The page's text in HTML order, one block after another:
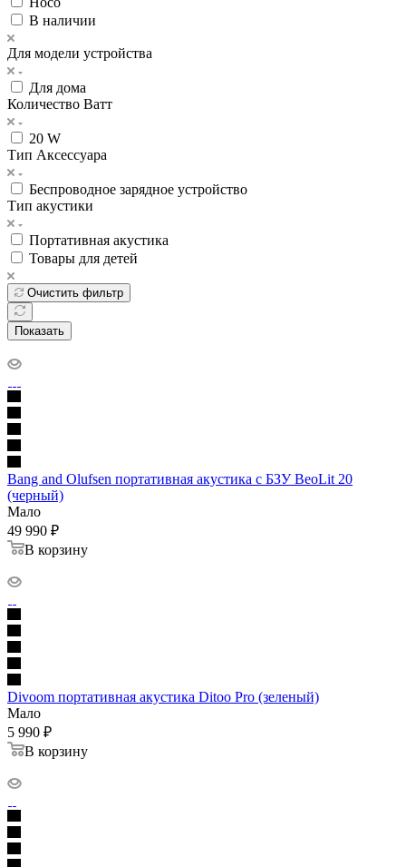
В наличии
Для модели устройства
Для дома
Количество Ватт
20 W
Тип Аксессуара
Беспроводное зарядное устройство
Тип акустики
Портативная акустика
Товары для детей
Очистить фильтр
Показать
Bang and Olufsen портативная акустика с БЗУ BeoLit 20
(черный)
Мало
49 990 ₽
В корзину
Divoom портативная акустика Ditoo Pro (зеленый)
Мало
5 990 ₽
В корзину